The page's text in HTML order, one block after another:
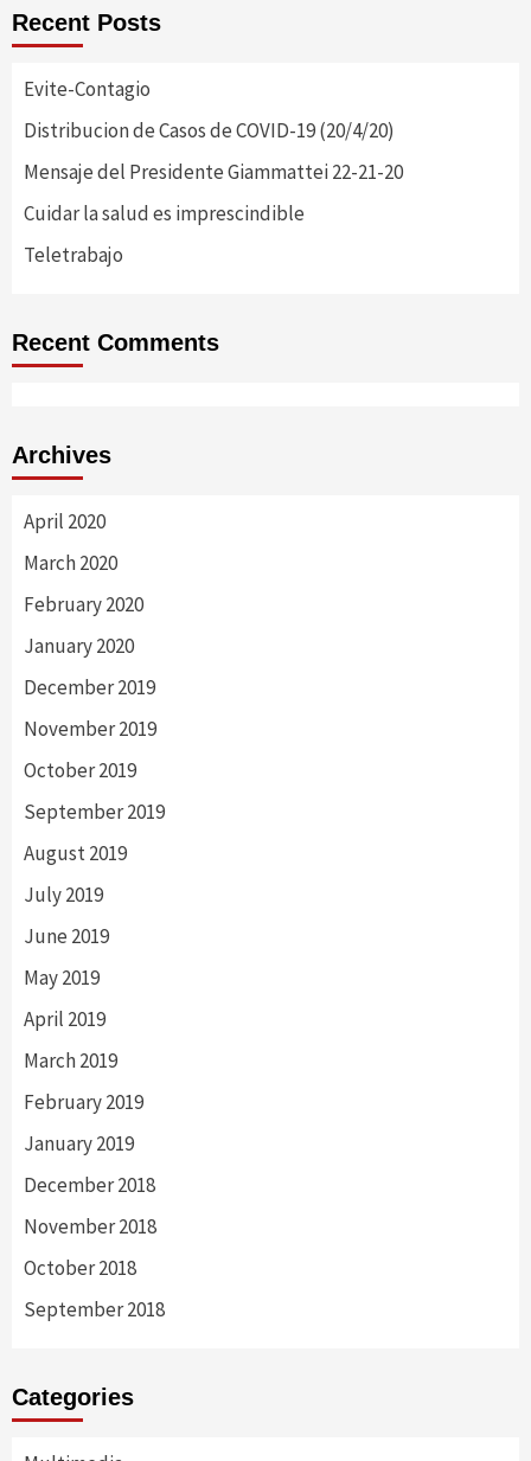
Recent Posts
Evite-Contagio
Distribucion de Casos de COVID-19 (20/4/20)
Mensaje del Presidente Giammattei 22-21-20
Cuidar la salud es imprescindible
Teletrabajo
Recent Comments
Archives
April 2020
March 2020
February 2020
January 2020
December 2019
November 2019
October 2019
September 2019
August 2019
July 2019
June 2019
May 2019
April 2019
March 2019
February 2019
January 2019
December 2018
November 2018
October 2018
September 2018
Categories